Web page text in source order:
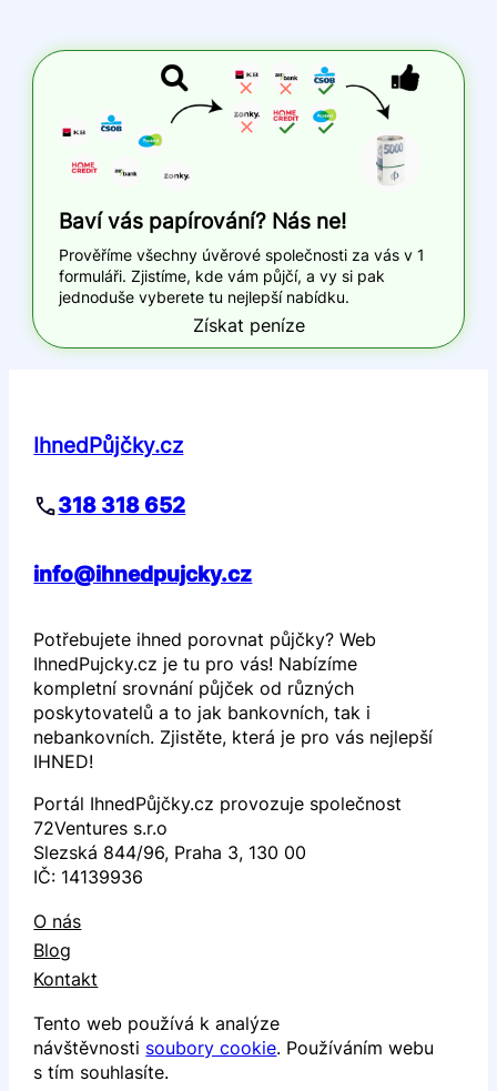
Baví vás papírování? Nás ne!
Prověříme všechny úvěrové společnosti za vás v 1
formuláři. Zjistíme, kde vám půjčí, a vy si pak
jednoduše vyberete tu nejlepší nabídku.
Získat peníze
IhnedPůjčky.cz
318 318 652
info@ihnedpujcky.cz
Potřebujete ihned porovnat půjčky? Web
IhnedPujcky.cz je tu pro vás! Nabízíme
kompletní srovnání půjček od různých
poskytovatelů a to jak bankovních, tak i
nebankovních. Zjistěte, která je pro vás nejlepší
IHNED!
Portál IhnedPůjčky.cz provozuje společnost
72Ventures s.r.o
Slezská 844/96, Praha 3, 130 00
IČ: 14139936
O nás
Blog
Kontakt
Tento web používá k analýze
návštěvnosti soubory cookie. Používáním webu
s tím souhlasíte.